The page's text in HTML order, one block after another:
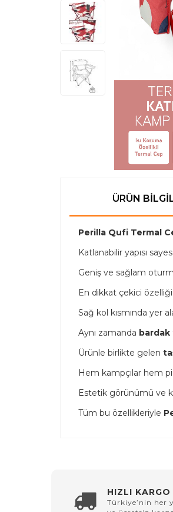
ÜRÜN
Perilla Qufi Termal
Katlanabilir yapısı
Geniş ve sağlam
En dikkat çekici özelliği:
Sağ kol kısmında yer
Aynı zamanda bardak
Ürünle birlikte gelen
Hem kampçılar hem
Estetik görünümü ve
Tüm bu özellikleriyle
HIZLI KARGO
Türkiye’nin her